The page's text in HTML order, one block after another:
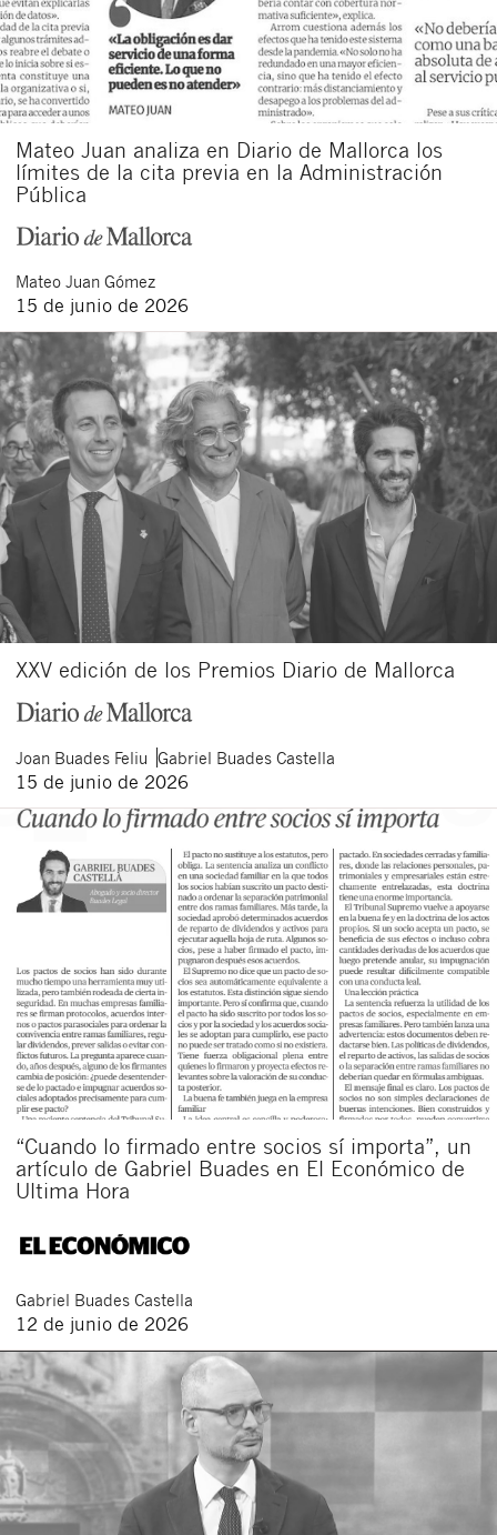
Mateo Juan analiza en Diario de Mallorca los
límites de la cita previa en la Administración
Pública
Mateo Juan Gómez
15 de junio de 2026
XXV edición de los Premios Diario de Mallorca
Joan Buades Feliu Gabriel Buades Castella
15 de junio de 2026
“Cuando lo firmado entre socios sí importa”, un
artículo de Gabriel Buades en El Económico de
Ultima Hora
Gabriel Buades Castella
12 de junio de 2026